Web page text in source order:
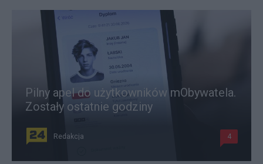
Pilny apel do użytkowników mObywatela.
Zostały ostatnie godziny
Redakcja 4